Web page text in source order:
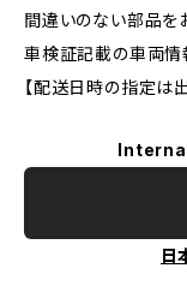
間違いのない部品を
車検証記載の車両情
【配送日時の指定は
日